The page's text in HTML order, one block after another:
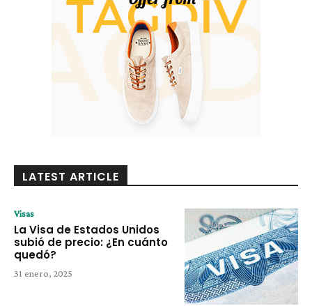
LATEST ARTICLE
Visas
La Visa de Estados Unidos
subió de precio: ¿En cuánto
quedó?
31 enero, 2025